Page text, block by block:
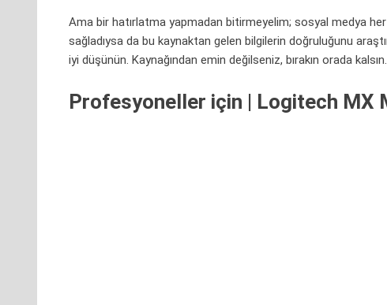
Ama bir hatırlatma yapmadan bitirmeyelim; sosyal medya
sağladıysa da bu kaynaktan gelen bilgilerin doğruluğunu
iyi düşünün. Kaynağından emin değilseniz, bırakın orada kalsın.
Profesyoneller için | Logitech MX